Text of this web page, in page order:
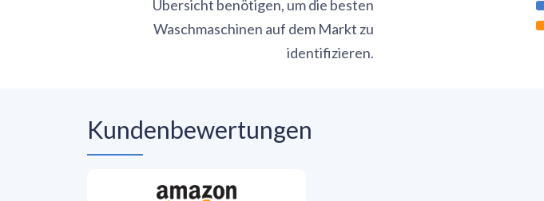
Übersicht benötigen, um die besten
Waschmaschinen auf dem Markt zu
identifizieren.
Kundenbewertungen